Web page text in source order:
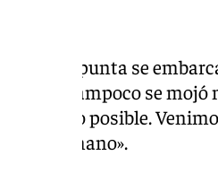
El punta se
aunque tampoco se
lo máximo posible.
una mano».